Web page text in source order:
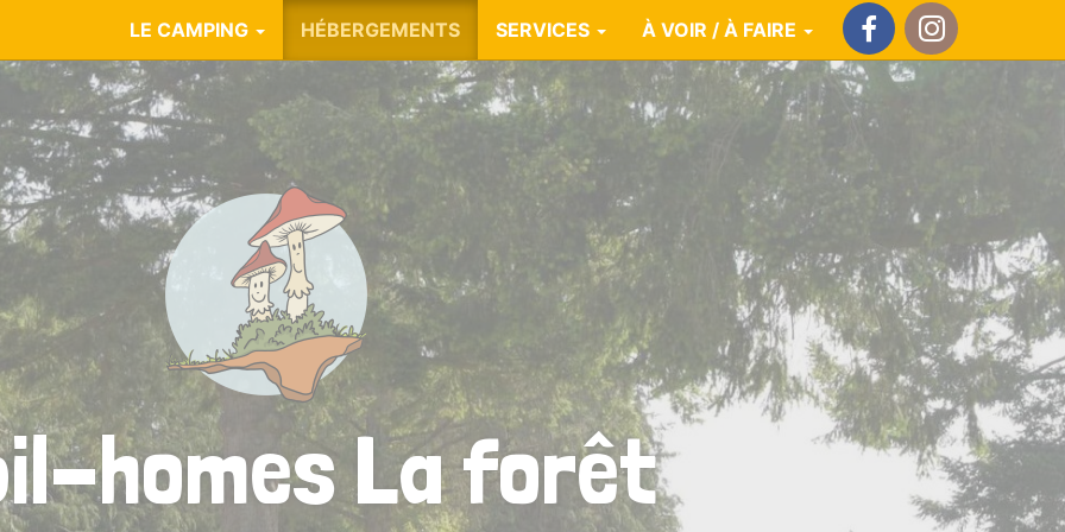
LE CAMPING HÉBERGEMENTS SERVICES
À VOIR / À FAIRE
FacebookInstagram
homes La forêt